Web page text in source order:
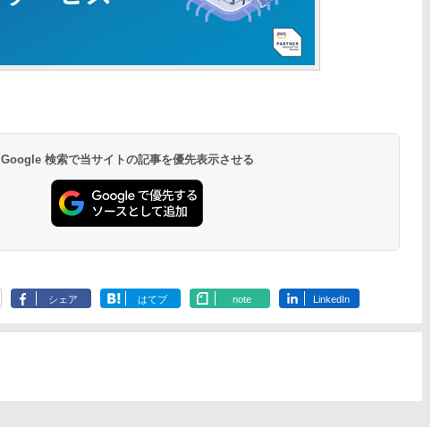
Google 検索で当サイトの記事を優先表示させる
シェア はてブ note LinkedIn